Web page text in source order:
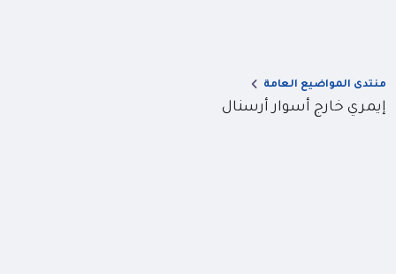
منتدى المواضيع العامة
إيمري خارج أسوار أرسنال